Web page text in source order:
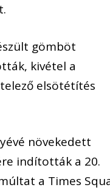
gömböt
kivétel a
elsötétítés
növekedett
indították a 20.
a Times